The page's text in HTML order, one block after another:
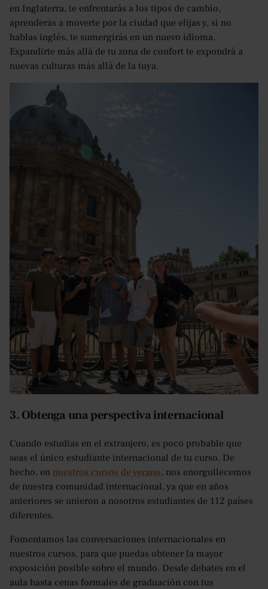
en Inglaterra, te enfrentarás a los tipos de cambio,
aprenderás a moverte por la ciudad que elijas y, si no
hablas inglés, te sumergirás en un nuevo idioma.
Expandirte más allá de tu zona de confort te expondrá a
nuevas culturas más allá de la tuya.
3. Obtenga una perspectiva internacional
Cuando estudias en el extranjero, es poco probable que
seas el único estudiante internacional de tu curso. De
hecho, en nuestros cursos de verano, nos enorgullecemos
de nuestra comunidad internacional, ya que en años
anteriores se unieron a nosotros estudiantes de 112 países
diferentes.
Fomentamos las conversaciones internacionales en
nuestros cursos, para que puedas obtener la mayor
exposición posible sobre el mundo. Desde debates en el
aula hasta cenas formales de graduación con tus